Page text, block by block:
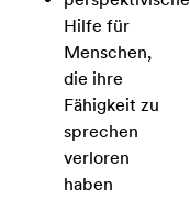
Hilfe für
Menschen,
die ihre
Fähigkeit zu
sprechen
verloren
haben